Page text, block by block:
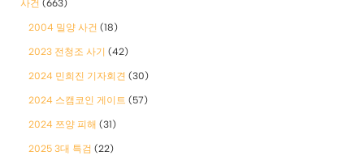
사건 (663)
2004 밀양 사건 (18)
2023 전청조 사기 (42)
2024 민희진 기자회견 (30)
2024 스캠코인 게이트 (57)
2024 쯔양 피해 (31)
2025 3대 특검 (22)